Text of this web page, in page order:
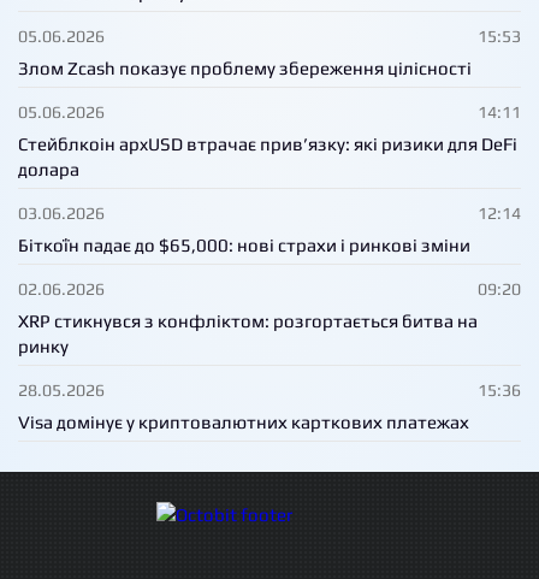
05.06.2026 15:53
Злом Zcash показує проблему збереження цілісності
05.06.2026 14:11
Стейблкоін apxUSD втрачає прив’язку: які ризики для DeFi
долара
03.06.2026 12:14
Біткоїн падає до $65,000: нові страхи і ринкові зміни
02.06.2026 09:20
XRP стикнувся з конфліктом: розгортається битва на
ринку
28.05.2026 15:36
Visa домінує у криптовалютних карткових платежах